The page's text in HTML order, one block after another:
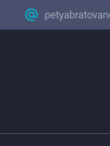
alternate_email